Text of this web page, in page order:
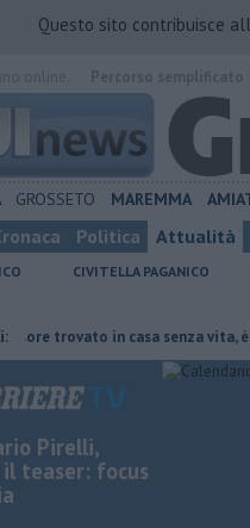
Questo sito contribuisce
GROSSETO MAREMMA
Politica Attualità
CIVITELLA PAGANICO
in casa senza vita, è giallo
Pirelli,
teaser: focus